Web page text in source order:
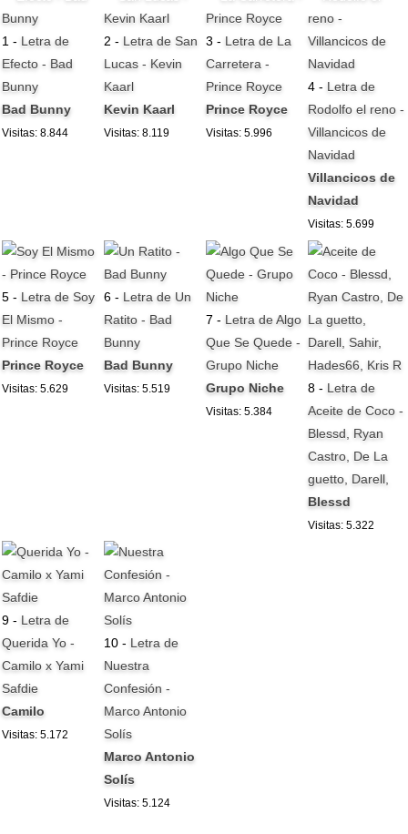
1 - Letra de
Efecto - Bad
Bunny
Bad Bunny
Visitas: 8.844
2 - Letra de San
Lucas - Kevin
Kaarl
Kevin Kaarl
Visitas: 8.119
3 - Letra de La
Carretera -
Prince Royce
Prince Royce
Visitas: 5.996
4 - Letra de
Rodolfo el reno -
Villancicos de
Navidad
Villancicos de
Navidad
Visitas: 5.699
5 - Letra de Soy
El Mismo -
Prince Royce
Prince Royce
Visitas: 5.629
6 - Letra de Un
Ratito - Bad
Bunny
Bad Bunny
Visitas: 5.519
7 - Letra de Algo
Que Se Quede -
Grupo Niche
Grupo Niche
Visitas: 5.384
8 - Letra de
Aceite de Coco -
Blessd, Ryan
Castro, De La
guetto, Darell,
Blessd
Visitas: 5.322
9 - Letra de
Querida Yo -
Camilo x Yami
Safdie
Camilo
Visitas: 5.172
10 - Letra de
Nuestra
Confesión -
Marco Antonio
Solís
Marco Antonio
Solís
Visitas: 5.124